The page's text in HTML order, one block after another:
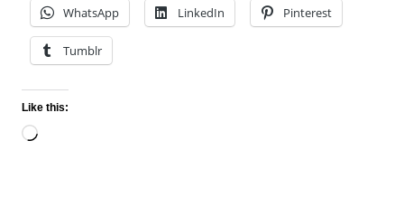
WhatsApp LinkedIn Pinterest
Tumblr
Like this:
Loading…